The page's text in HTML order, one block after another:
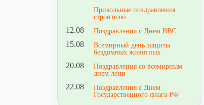
Прикольные поздравления
строителю
12.08 Поздравления с Днем ВВС
15.08
Всемирный день защиты
бездомных животных
20.08
Поздравления со всемирным
днем лени
22.08
Поздравления с Днем
Государственного флага РФ